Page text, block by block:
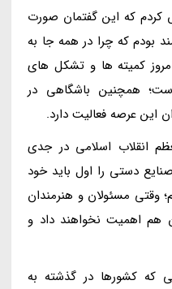
که این گفتمان صورت
بودم که چرا در همه جا به
کمیته ها و تشکل های
همچنین باشگاهی در
این عرصه فعالیت دارد.
انقلاب اسلامی در جدی
دستی را اول باید خود
وقتی مسئولان و هنرمندان
هم اهمیت نخواهند داد و
که کشورها در گذشته به